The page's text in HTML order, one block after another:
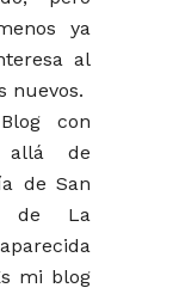
ya
al
nuevos.
con
allá de
de San
de La
mi blog